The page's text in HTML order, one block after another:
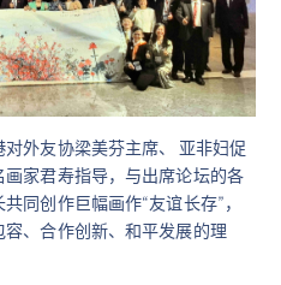
外友协梁美芬主席、 亚非妇促
家君寿指导，与出席论坛的各
同创作巨幅画作“友谊长存”，
、合作创新、和平发展的理